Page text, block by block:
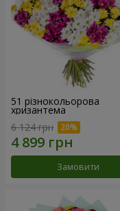
51 різнокольорова
хризантема
6 124 грн
Замовити